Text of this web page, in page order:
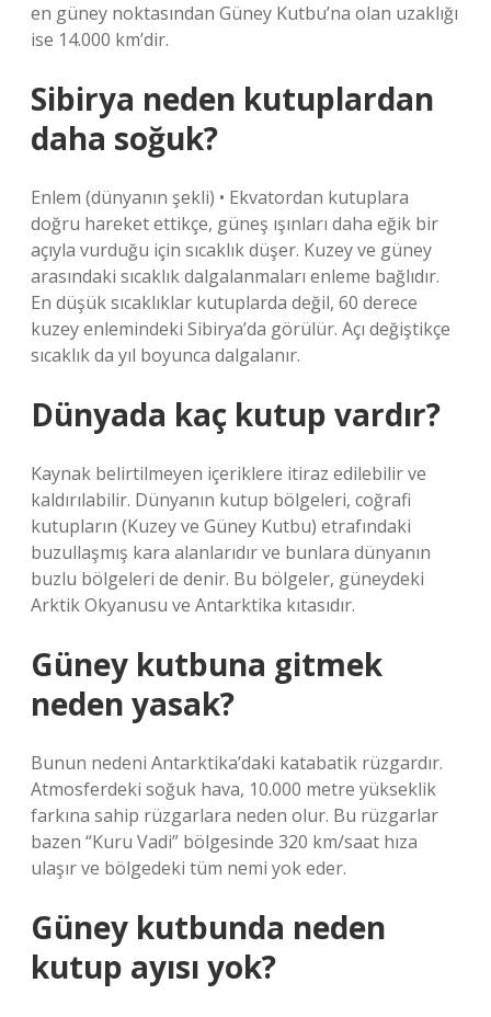
en güney noktasından Güney Kutbu’na olan uzaklığı
ise 14.000 km’dir.
Sibirya neden kutuplardan
daha soğuk?
Enlem (dünyanın şekli) • Ekvatordan kutuplara
doğru hareket ettikçe, güneş ışınları daha eğik bir
açıyla vurduğu için sıcaklık düşer. Kuzey ve güney
arasındaki sıcaklık dalgalanmaları enleme bağlıdır.
En düşük sıcaklıklar kutuplarda değil, 60 derece
kuzey enlemindeki Sibirya’da görülür. Açı değiştikçe
sıcaklık da yıl boyunca dalgalanır.
Dünyada kaç kutup vardır?
Kaynak belirtilmeyen içeriklere itiraz edilebilir ve
kaldırılabilir. Dünyanın kutup bölgeleri, coğrafi
kutupların (Kuzey ve Güney Kutbu) etrafındaki
buzullaşmış kara alanlarıdır ve bunlara dünyanın
buzlu bölgeleri de denir. Bu bölgeler, güneydeki
Arktik Okyanusu ve Antarktika kıtasıdır.
Güney kutbuna gitmek
neden yasak?
Bunun nedeni Antarktika’daki katabatik rüzgardır.
Atmosferdeki soğuk hava, 10.000 metre yükseklik
farkına sahip rüzgarlara neden olur. Bu rüzgarlar
bazen “Kuru Vadi” bölgesinde 320 km/saat hıza
ulaşır ve bölgedeki tüm nemi yok eder.
Güney kutbunda neden
kutup ayısı yok?